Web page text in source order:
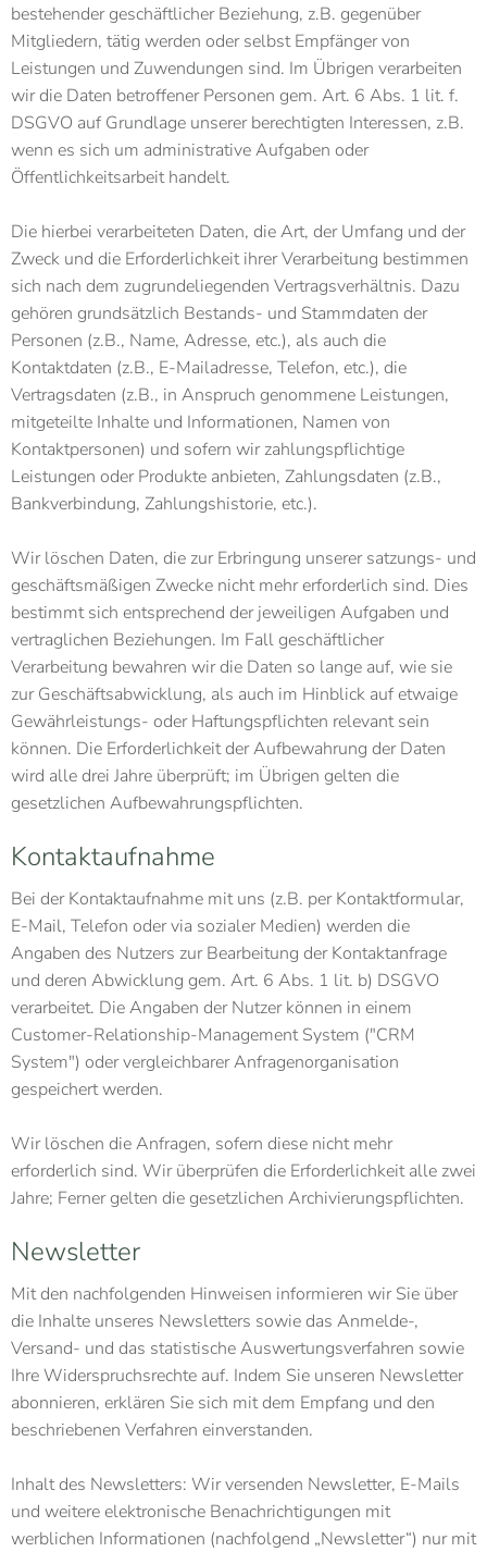
bestehender geschäftlicher Beziehung, z.B. gegenüber
Mitgliedern, tätig werden oder selbst Empfänger von
Leistungen und Zuwendungen sind. Im Übrigen verarbeiten
wir die Daten betroffener Personen gem. Art. 6 Abs. 1 lit. f.
DSGVO auf Grundlage unserer berechtigten Interessen, z.B.
wenn es sich um administrative Aufgaben oder
Öffentlichkeitsarbeit handelt.
Die hierbei verarbeiteten Daten, die Art, der Umfang und der
Zweck und die Erforderlichkeit ihrer Verarbeitung bestimmen
sich nach dem zugrundeliegenden Vertragsverhältnis. Dazu
gehören grundsätzlich Bestands- und Stammdaten der
Personen (z.B., Name, Adresse, etc.), als auch die
Kontaktdaten (z.B., E-Mailadresse, Telefon, etc.), die
Vertragsdaten (z.B., in Anspruch genommene Leistungen,
mitgeteilte Inhalte und Informationen, Namen von
Kontaktpersonen) und sofern wir zahlungspflichtige
Leistungen oder Produkte anbieten, Zahlungsdaten (z.B.,
Bankverbindung, Zahlungshistorie, etc.).
Wir löschen Daten, die zur Erbringung unserer satzungs- und
geschäftsmäßigen Zwecke nicht mehr erforderlich sind. Dies
bestimmt sich entsprechend der jeweiligen Aufgaben und
vertraglichen Beziehungen. Im Fall geschäftlicher
Verarbeitung bewahren wir die Daten so lange auf, wie sie
zur Geschäftsabwicklung, als auch im Hinblick auf etwaige
Gewährleistungs- oder Haftungspflichten relevant sein
können. Die Erforderlichkeit der Aufbewahrung der Daten
wird alle drei Jahre überprüft; im Übrigen gelten die
gesetzlichen Aufbewahrungspflichten.
Kontaktaufnahme
Bei der Kontaktaufnahme mit uns (z.B. per Kontaktformular,
E-Mail, Telefon oder via sozialer Medien) werden die
Angaben des Nutzers zur Bearbeitung der Kontaktanfrage
und deren Abwicklung gem. Art. 6 Abs. 1 lit. b) DSGVO
verarbeitet. Die Angaben der Nutzer können in einem
Customer-Relationship-Management System ("CRM
System") oder vergleichbarer Anfragenorganisation
gespeichert werden.
Wir löschen die Anfragen, sofern diese nicht mehr
erforderlich sind. Wir überprüfen die Erforderlichkeit alle zwei
Jahre; Ferner gelten die gesetzlichen Archivierungspflichten.
Newsletter
Mit den nachfolgenden Hinweisen informieren wir Sie über
die Inhalte unseres Newsletters sowie das Anmelde-,
Versand- und das statistische Auswertungsverfahren sowie
Ihre Widerspruchsrechte auf. Indem Sie unseren Newsletter
abonnieren, erklären Sie sich mit dem Empfang und den
beschriebenen Verfahren einverstanden.
Inhalt des Newsletters: Wir versenden Newsletter, E-Mails
und weitere elektronische Benachrichtigungen mit
werblichen Informationen (nachfolgend „Newsletter“) nur mit